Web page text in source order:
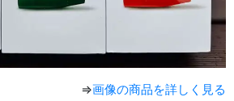
⇒画像の商品を詳しく見る